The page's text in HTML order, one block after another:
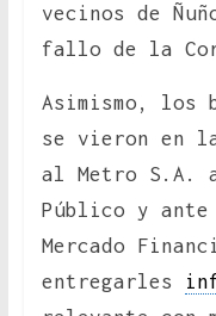
vecinos de
fallo de la
Asimismo, los
se vieron en
al Metro S.A.
Público y
Mercado
entregarles